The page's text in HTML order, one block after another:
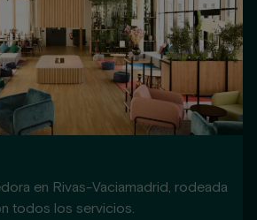
en Rivas-Vaciamadrid, rodeada
todos los servicios.